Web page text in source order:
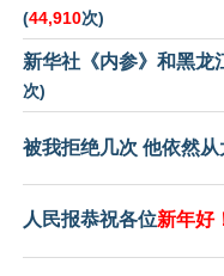
(44,910次)
新华社《内参》和黑龙
次)
被我拒绝几次 他依然
人民报恭祝各位新年好